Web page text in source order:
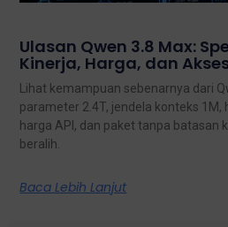
Ulasan Qwen 3.8 Max:
Kinerja, Harga, dan
Lihat kemampuan sebenarnya dari
parameter 2.4T, jendela konteks 1M,
harga API, dan paket tanpa batasan
beralih.
Baca Lebih Lanjut